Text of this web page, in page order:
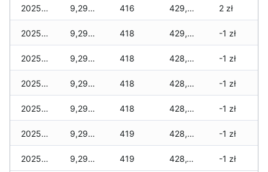
2025-11-24 9,290 zł 416 429,420 zł 2 zł
2025-11-23 9,290 zł 418 429,065 zł -1 zł
2025-11-22 9,295 zł 418 428,940 zł -1 zł
2025-11-21 9,295 zł 418 428,690 zł -1 zł
2025-11-20 9,295 zł 418 428,525 zł -1 zł
2025-11-19 9,295 zł 419 428,425 zł -1 zł
2025-11-18 9,295 zł 419 428,150 zł -1 zł